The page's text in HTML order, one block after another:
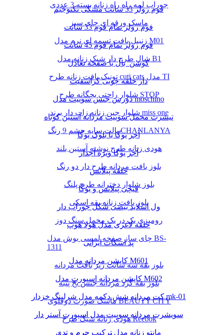
جوراب لمه راه راه زنانه بسته 3 عددی
ماسک ورقه ای چای سبز
زنبیل بافت تسمه ای نرم مدل M01
شال طرح دار شیک زنانه مدل B1
تونیک بافت زنانه طرح cuti cats مدل TI
شلوار راحتی بچگانه طرح STOP
شلوار جین زنانه زاپ دار برند miss one
پالت سایه چشم 9 رنگ CHANLANYA
هودی زنانه طرح نوشته آستین بلند
بلوز بافت مردانه طرح دار دو رنگ
بلوز شلوار دخترانه طرح پلنگ
بلوز بافت زنانه یقه اسکی
رومیزی یک در یک مخمل سنگ دوز
چای ساز صفحه لمسی بوش مدل BS-
1311
بلوز یقه سه سانت ریز بافت مردانه
بلوز یقه گرد مردانه جنس نخ پنبه
ماسک صورت دوقلوی BEAUTY CITY
هودی زنانه شیک طرح Reebok
فوم رولر 33 سانت مشکی تکنوجیم
فوم رولر تمام فوم 33 سانت
فوم رولر تمام فوم 45 سانت
کوشن بال یا صفحه تعادل
دار حلقه چوبی کراسفیت
دورس جنس سوییت مدل moschino
تیشرت مخمل سوییت مردانه آستین کوتاه
آجر یوگا یا بلوک یوگا
آجر یوگا ویژه آجدار
حلقه پیلاتس
قیچی پیلاتس و یوگا
ول اسلاید بیضی شکل جوراب دار
حلقه لاغری مدل هولا هوپ
پد اسکات ایرانی
کاپشن مردانه مدل M601
کاپشن مردانه اسپورت مدل M602
کت مردانه شش دکمه مدل شرلینگ خزدار mk-01
سویشرت مردانه سوییت مدل اسپورت آستر دار
مانتو زنانه مدل ترکیب چرم و تدی